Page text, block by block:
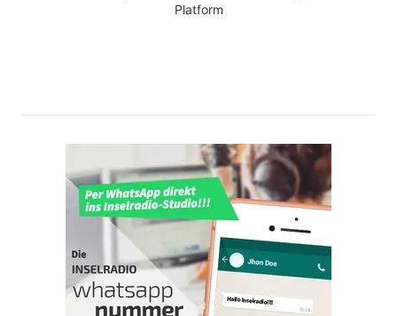
Platform